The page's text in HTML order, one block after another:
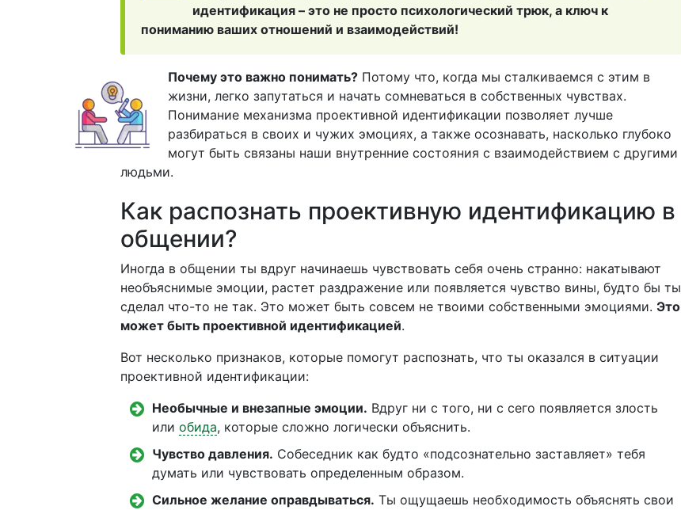
идентификация – это не просто психологический трюк, а ключ к
пониманию ваших отношений и взаимодействий!
Почему это важно понимать? Потому что, когда мы сталкиваемся с этим в
жизни, легко запутаться и начать сомневаться в собственных чувствах.
Понимание механизма проективной идентификации позволяет лучше
разбираться в своих и чужих эмоциях, а также осознавать, насколько глубоко
могут быть связаны наши внутренние состояния с взаимодействием с другими
людьми.
Как распознать проективную идентификацию в
общении?
Иногда в общении ты вдруг начинаешь чувствовать себя очень странно: накатывают
необъяснимые эмоции, растет раздражение или появляется чувство вины, будто бы ты
сделал что-то не так. Это может быть совсем не твоими собственными эмоциями. Это
может быть проективной идентификацией.
Вот несколько признаков, которые помогут распознать, что ты оказался в ситуации
проективной идентификации:
Необычные и внезапные эмоции. Вдруг ни с того, ни с сего появляется злость
или обида, которые сложно логически объяснить.
Чувство давления. Собеседник как будто «подсознательно заставляет» тебя
думать или чувствовать определенным образом.
Сильное желание оправдываться. Ты ощущаешь необходимость объяснять свои